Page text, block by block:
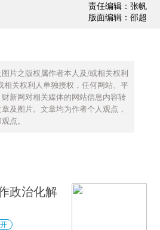
责任编辑：张帆
版面编辑：邵超
片之版权属作者本人及/或相关权利
相关权利人单独授权，任何网站、平
新网对相关媒体的网站信息内容转
及图片。文章均为作者个人观点，
点。
政治化解